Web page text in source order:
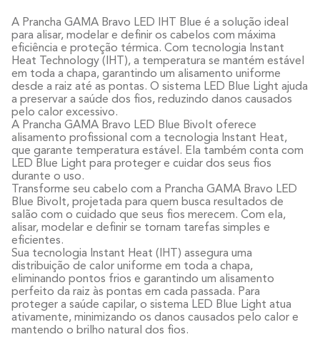
A Prancha GAMA Bravo LED IHT Blue é a solução ideal
para alisar, modelar e definir os cabelos com máxima
eficiência e proteção térmica. Com tecnologia Instant
Heat Technology (IHT), a temperatura se mantém estável
em toda a chapa, garantindo um alisamento uniforme
desde a raiz até as pontas. O sistema LED Blue Light ajuda
a preservar a saúde dos fios, reduzindo danos causados
pelo calor excessivo.
A Prancha GAMA Bravo LED Blue Bivolt oferece
alisamento profissional com a tecnologia Instant Heat,
que garante temperatura estável. Ela também conta com
LED Blue Light para proteger e cuidar dos seus fios
durante o uso.
Transforme seu cabelo com a Prancha GAMA Bravo LED
Blue Bivolt, projetada para quem busca resultados de
salão com o cuidado que seus fios merecem. Com ela,
alisar, modelar e definir se tornam tarefas simples e
eficientes.
Sua tecnologia Instant Heat (IHT) assegura uma
distribuição de calor uniforme em toda a chapa,
eliminando pontos frios e garantindo um alisamento
perfeito da raiz às pontas em cada passada. Para
proteger a saúde capilar, o sistema LED Blue Light atua
ativamente, minimizando os danos causados pelo calor e
mantendo o brilho natural dos fios.